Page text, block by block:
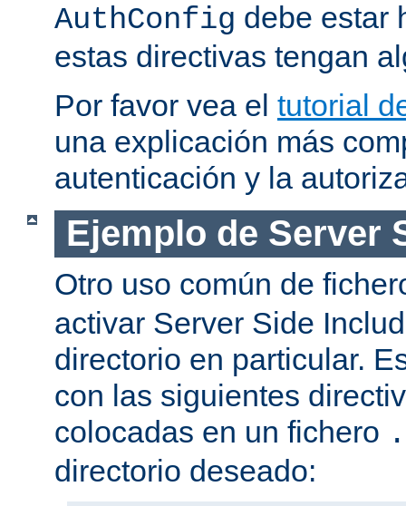
AuthConfig debe estar
estas directivas tengan
Por favor vea el tutorial
una explicación más
autenticación y la
Ejemplo de Server
Otro uso común de
activar Server Side
directorio en particular.
con las siguientes
colocadas en un fichero
directorio deseado: